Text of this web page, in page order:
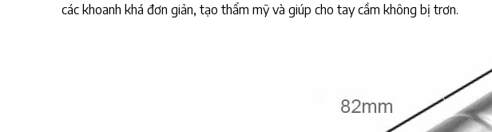
các khoanh khá đơn giản, tạo thẩm mỹ và giúp cho tay cầm không bị trơn.